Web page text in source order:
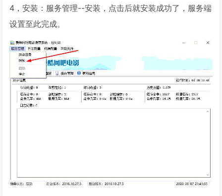
4，安装：服务管理--安装，点击后就安装成功了，服务端
设置至此完成。